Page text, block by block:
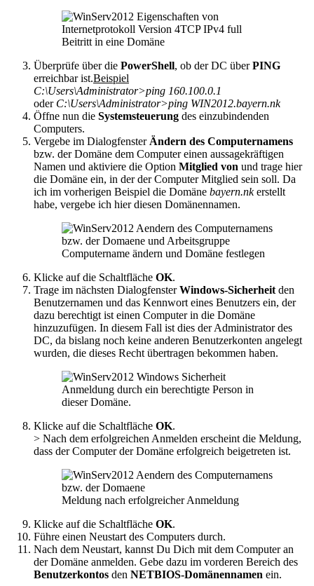
Beitritt in eine Domäne
Überprüfe über die PowerShell, ob der DC überPING
erreichbar ist.Beispiel
C:\Users\Administrator>ping 160.100.0.1
oder C:\Users\Administrator>ping WIN2012.bayern.nk
Öffne nun die Systemsteuerung des einzubindenden
Computers.
Vergebe im Dialogfenster Ändern des Computernamens
bzw. der Domäne dem Computer einen aussagekräftigen
Namen und aktiviere die Option Mitglied von und trage hier
die Domäne ein, in der der Computer Mitglied sein soll. Da
ich im vorherigen Beispiel die Domäne bayern.nkerstellt
habe, vergebe ich hier diesen Domänennamen.
Computername ändern und Domäne festlegen
Klicke auf die Schaltfläche OK.
Trage im nächsten DialogfensterWindows-Sicherheit den
Benutzernamen und das Kennwort eines Benutzers ein, der
dazu berechtigt ist einen Computer in die Domäne
hinzuzufügen. In diesem Fall ist dies der Administrator des
DC, da bislang noch keine anderen Benutzerkonten angelegt
wurden, die dieses Recht übertragen bekommen haben.
Anmeldung durch ein berechtigte Person in
dieser Domäne.
Klicke auf die Schaltfläche OK.
> Nach dem erfolgreichen Anmelden erscheint die Meldung,
dass der Computer der Domäne erfolgreich beigetreten ist.
Meldung nach erfolgreicher Anmeldung
Klicke auf die Schaltfläche OK.
Führe einen Neustart des Computers durch.
Nach dem Neustart, kannst Du Dich mit dem Computer an
der Domäne anmelden. Gebe dazu im vorderen Bereich des
Benutzerkontos den NETBIOS-Domänennamen ein.